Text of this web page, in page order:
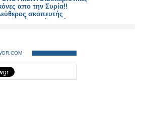
απο την Συρία!!
σκοπευτής
νεαρό την ώρα